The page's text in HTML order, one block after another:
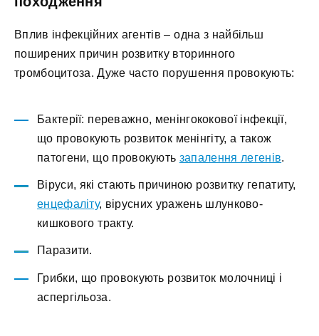
Вплив інфекційних агентів – одна з найбільш
поширених причин розвитку вторинного
тромбоцитоза. Дуже часто порушення провокують:
Бактерії: переважно, менінгококової інфекції,
що провокують розвиток менінгіту, а також
патогени, що провокують запалення легенів.
Віруси, які стають причиною розвитку гепатиту,
енцефаліту, вірусних уражень шлунково-
кишкового тракту.
Паразити.
Грибки, що провокують розвиток молочниці і
аспергільоза.